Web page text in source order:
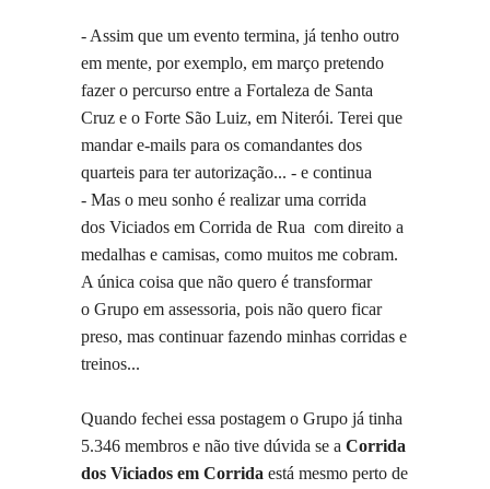
- Assim que um evento termina, já tenho outro
em mente, por exemplo, em março pretendo
fazer o percurso entre a Fortaleza de Santa
Cruz e o Forte São Luiz, em Niterói. Terei que
mandar e-mails para os comandantes dos
quarteis para ter autorização... - e continua
- Mas o meu sonho é realizar uma corrida
dos Viciados em Corrida de Rua com direito a
medalhas e camisas, como muitos me cobram.
A única coisa que não quero é transformar
o Grupo em assessoria, pois não quero ficar
preso, mas continuar fazendo minhas corridas e
treinos...
Quando fechei essa postagem o Grupo já tinha
5.346 membros e não tive dúvida se a Corrida
dos Viciados em Corrida está mesmo perto de